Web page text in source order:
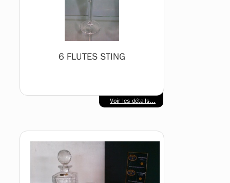
6 FLUTES STING
Voir les détails...